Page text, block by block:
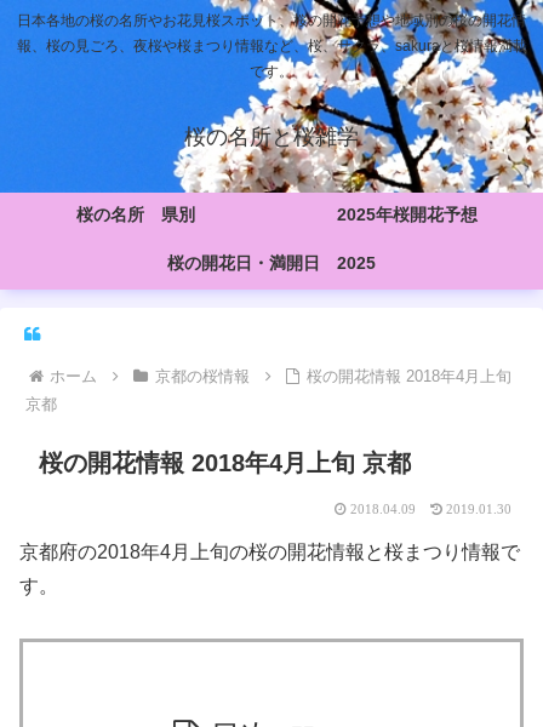
日本各地の桜の名所やお花見桜スポット、桜の開花予想や地域別の桜の開花情
報、桜の見ごろ、夜桜や桜まつり情報など、桜、サクラ、sakuraと桜情報満載
です。
桜の名所と桜雑学
桜の名所 県別 2025年桜開花予想
桜の開花日・満開日 2025
ホーム 京都の桜情報
桜の開花情報 2018年4月上旬
京都
桜の開花情報 2018年4月上旬 京都
2018.04.09 2019.01.30
京都府の2018年4月上旬の桜の開花情報と桜まつり情報で
す。